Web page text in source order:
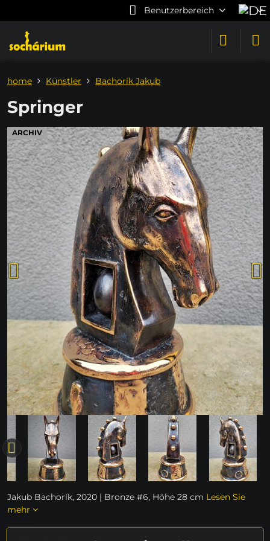
Benutzerbereich
ARCHIV
home Künstler Bachorík Jakub
Springer
Jakub Bachorík, 2020 | Bronze #6, Höhe 28 cm Lesen Sie
mehr